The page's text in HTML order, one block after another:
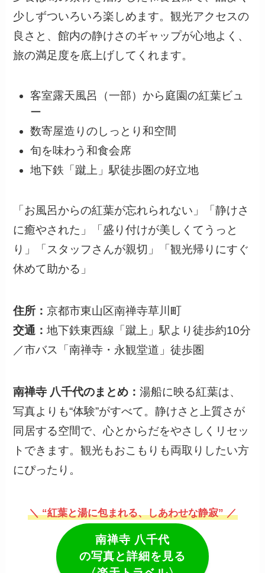
少しずついろいろ楽しめます。観光アクセスの
良さと、館内の静けさのギャップが心地よく、
旅の満足度を底上げしてくれます。
客室露天風呂（一部）から庭園の紅葉ビュ
ー
数寄屋造りのしっとり和空間
旬を味わう和食会席
地下鉄「蹴上」駅徒歩圏の好立地
「お風呂からの紅葉が忘れられない」「静けさ
に癒やされた」「盛り付けが美しくてうっと
り」「スタッフさんが親切」「観光帰りにすぐ
休めて助かる」
住所：京都市東山区南禅寺草川町
交通：地下鉄東西線「蹴上」駅より徒歩約10分
／市バス「南禅寺・永観堂道」徒歩圏
南禅寺 八千代のまとめ：湯船に映る紅葉は、
写真よりも“体験”がすべて。静けさと上質さが
同居する空間で、心とからだをやさしくリセッ
トできます。観光もおこもりも両取りしたい方
にぴったり。
＼ “紅葉と湯に包まれる、しあわせな静寂” ／
南禅寺 八千代
の写真と詳細を見る